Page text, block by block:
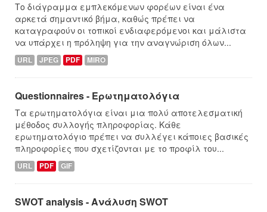
Το διάγραμμα εμπλεκόμενων φορέων είναι ένα
αρκετά σημαντικό βήμα, καθώς πρέπει να
καταγραφούν οι τοπικοί ενδιαφερόμενοι και μάλιστα
να υπάρχει η πρόληψη για την αναγνώριση όλων...
URL JPEG PDF MIRO
Questionnaires - Ερωτηματολόγια
Τα ερωτηματολόγια είναι μια πολύ αποτελεσματική
μέθοδος συλλογής πληροφορίας. Κάθε
ερωτηματολόγιο πρέπει να συλλέγει κάποιες βασικές
πληροφορίες που σχετίζονται με το προφίλ του...
URL PDF GIF
SWOT analysis - Ανάλυση SWOT